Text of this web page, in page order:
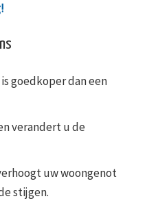
goedkoper dan een
verandert u de
uw woongenot
stijgen.